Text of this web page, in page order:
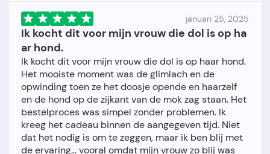
januari 25, 2025
Ik kocht dit voor mijn vrouw die dol is op ha
ar hond.
Ik kocht dit voor mijn vrouw die dol is op haar hond.
Het mooiste moment was de glimlach en de
opwinding toen ze het doosje opende en haarzelf
en de hond op de zijkant van de mok zag staan. Het
bestelproces was simpel zonder problemen. Ik
kreeg het cadeau binnen de aangegeven tijd. Niet
dat het nodig is om te zeggen, maar ik ben blij met
de ervaring… vooral omdat mijn vrouw zo blij was